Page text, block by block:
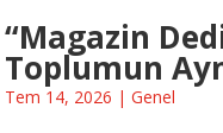
“Magazin
Toplumun
Tem 14, 2026 | Genel